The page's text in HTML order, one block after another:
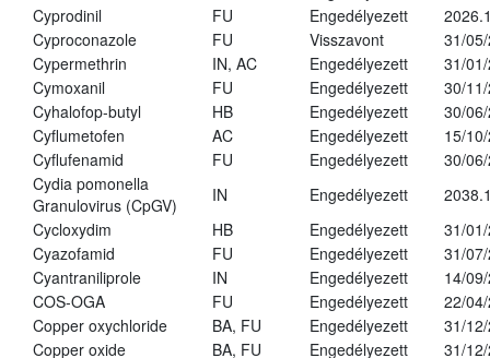
Cyprodinil
FU Engedélyezett
Cyproconazole
FU Visszavont
31/
Cypermethrin
IN, AC Engedélyezett
31/
Cymoxanil
FU Engedélyezett
30/
Cyhalofop-butyl
HB Engedélyezett
30/
Cyflumetofen
AC Engedélyezett
15/
Cyflufenamid
FU Engedélyezett
30/
Cydia pomonella
Granulovirus (CpGV)
IN Engedélyezett
Cycloxydim
HB Engedélyezett
31/
Cyazofamid
FU Engedélyezett
31/
Cyantraniliprole
IN Engedélyezett
14/
COS-OGA
FU Engedélyezett
22/
Copper oxychloride
BA, FU Engedélyezett
31/
Copper oxide
BA, FU Engedélyezett
31/